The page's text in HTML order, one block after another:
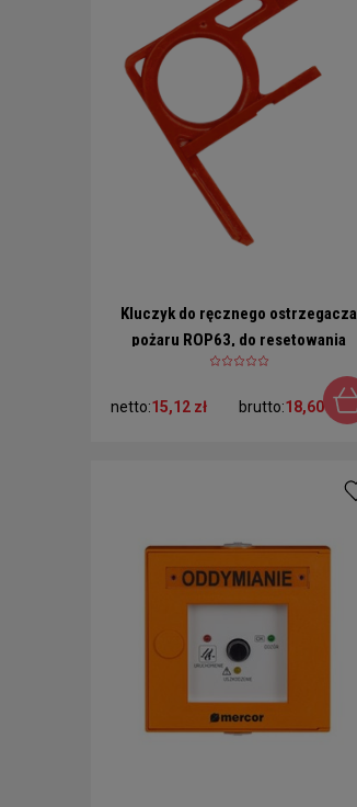
Kluczyk do ręcznego ostrzegacza
pożaru ROP63, do resetowania
netto:15,12 zł brutto:18,60 zł